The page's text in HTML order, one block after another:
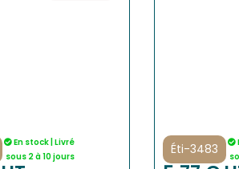
En stock | Livré
sous 2 à 10 jours
Éti-3483